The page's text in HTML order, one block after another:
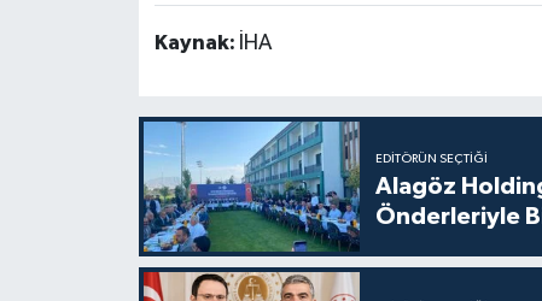
Kaynak: İHA
EDITÖRÜN SEÇTIĞI
Alagöz
Önderleriyle